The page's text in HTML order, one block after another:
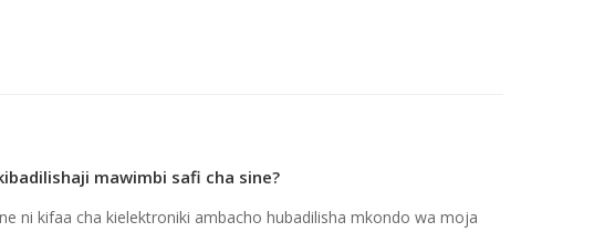
mawimbi safi cha sine?
ni kifaa cha kielektroniki ambacho hubadilisha mkondo wa moja